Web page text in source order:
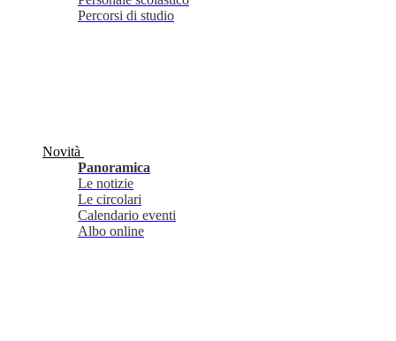
Percorsi di studio
Novità
Panoramica
Le notizie
Le circolari
Calendario eventi
Albo online